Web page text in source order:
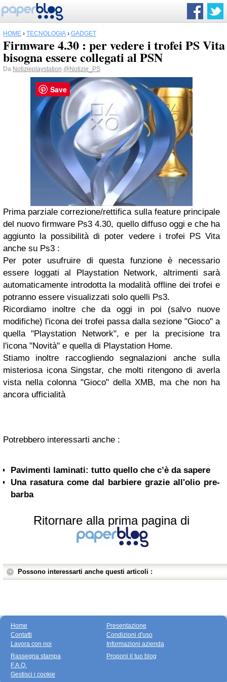
HOME › TECNOLOGIA › GADGET
Firmware 4.30 : per vedere i trofei PS Vita
bisogna essere collegati al PSN
Da Notizieplaystation @Notizie_PS
Prima parziale correzione/rettifica sulla feature principale
del nuovo firmware Ps3 4.30, quello diffuso oggi e che ha
aggiunto la possibilità di poter vedere i trofei PS Vita
anche su Ps3 :
Per poter usufruire di questa funzione è necessario
essere loggati al Playstation Network, altrimenti sarà
automaticamente introdotta la modalità offline dei trofei e
potranno essere visualizzati solo quelli Ps3.
Ricordiamo inoltre che da oggi in poi (salvo nuove
modifiche) l'icona dei trofei passa dalla sezione "Gioco" a
quella "Playstation Network", e per la precisione tra
l'icona "Novità" e quella di Playstation Home.
Stiamo inoltre raccogliendo segnalazioni anche sulla
misteriosa icona Singstar, che molti ritengono di averla
vista nella colonna "Gioco" della XMB, ma che non ha
ancora ufficialità
Potrebbero interessarti anche :
Pavimenti laminati: tutto quello che c’è da sapere
Una rasatura come dal barbiere grazie all'olio pre-
barba
Ritornare alla prima pagina di
Possono interessarti anche questi articoli :
Home
Contatti
Lavora con noi
Presentazione
Condizioni d'uso
Informazioni azienda
Rassegna stampa
F.A.Q.
Gestisci i cookie
Proponi il tuo blog
Save